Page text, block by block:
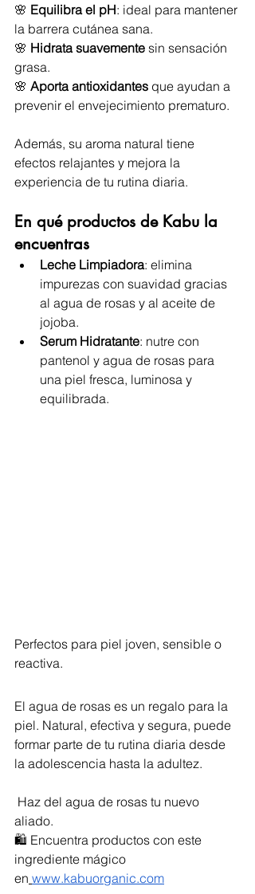
🌸 Equilibra el pH: ideal para mantener
la barrera cutánea sana.
🌸 Hidrata suavemente sin sensación
grasa.
🌸 Aporta antioxidantes que ayudan a
prevenir el envejecimiento prematuro.
Además, su aroma natural tiene
efectos relajantes y mejora la
experiencia de tu rutina diaria.
En qué productos de Kabu la
encuentras
Leche Limpiadora: elimina
impurezas con suavidad gracias
al agua de rosas y al aceite de
jojoba.
Serum Hidratante: nutre con
pantenol y agua de rosas para
una piel fresca, luminosa y
equilibrada.
Perfectos para piel joven, sensible o
reactiva.
El agua de rosas es un regalo para la
piel. Natural, efectiva y segura, puede
formar parte de tu rutina diaria desde
la adolescencia hasta la adultez.
Haz del agua de rosas tu nuevo
aliado.
🛍️ Encuentra productos con este
ingrediente mágico
en www.kabuorganic.com